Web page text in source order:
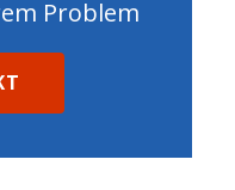
Problem